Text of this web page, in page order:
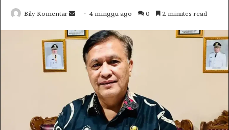
Bily Komentar
n
m
a
4 minggu ago 0 2 minutes read